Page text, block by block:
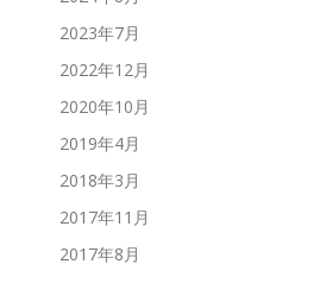
2023年7月
2022年12月
2020年10月
2019年4月
2018年3月
2017年11月
2017年8月